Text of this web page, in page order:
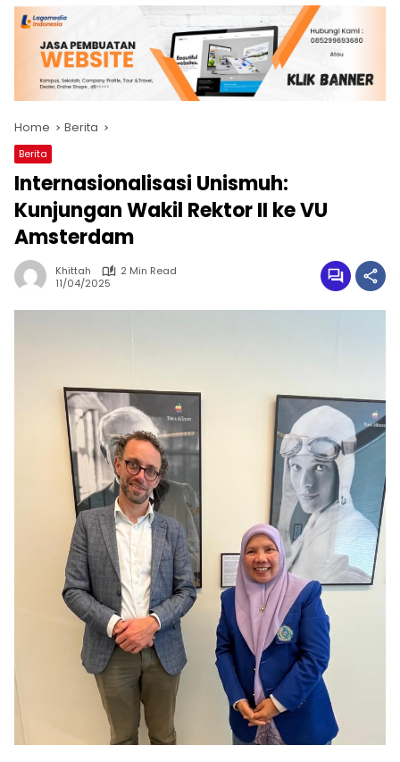
Home Berita
Berita
Internasionalisasi Unismuh:
Kunjungan Wakil Rektor II ke VU
Amsterdam
Khittah
2 Min Read
11/04/2025